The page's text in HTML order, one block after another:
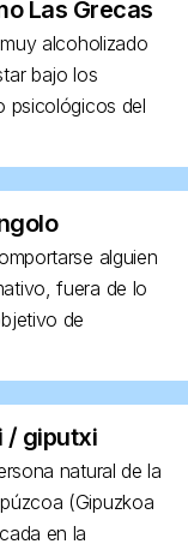
Las Grecas
alcoholizado
bajo los
psicológicos del
alguien
fuera de lo
de
/ giputxi
natural de la
(Gipuzkoa
en la